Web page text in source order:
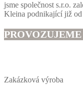
jsme společnost s.r.o.
Kleina podnikající již
Zakázková výroba